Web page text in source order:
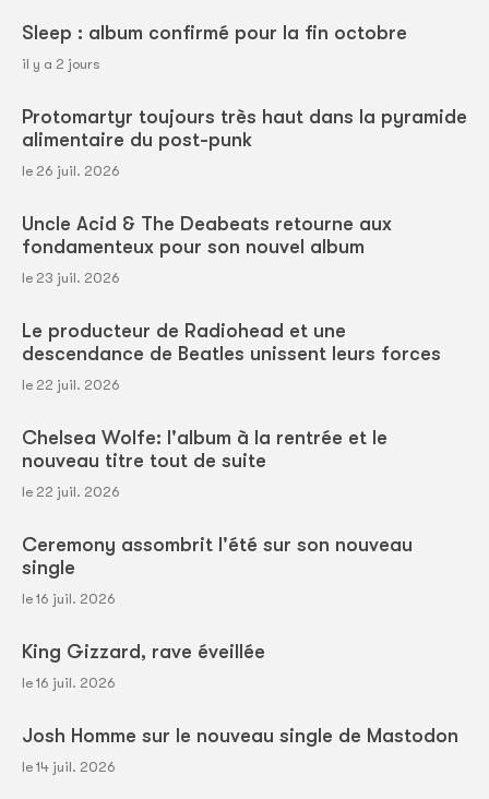
Sleep : album confirmé pour la fin octobre
il y a 2 jours
Protomartyr toujours très haut dans la pyramide
alimentaire du post-punk
le 26 juil. 2026
Uncle Acid & The Deabeats retourne aux
fondamenteux pour son nouvel album
le 23 juil. 2026
Le producteur de Radiohead et une
descendance de Beatles unissent leurs forces
le 22 juil. 2026
Chelsea Wolfe: l'album à la rentrée et le
nouveau titre tout de suite
le 22 juil. 2026
Ceremony assombrit l'été sur son nouveau
single
le 16 juil. 2026
King Gizzard, rave éveillée
le 16 juil. 2026
Josh Homme sur le nouveau single de Mastodon
le 14 juil. 2026